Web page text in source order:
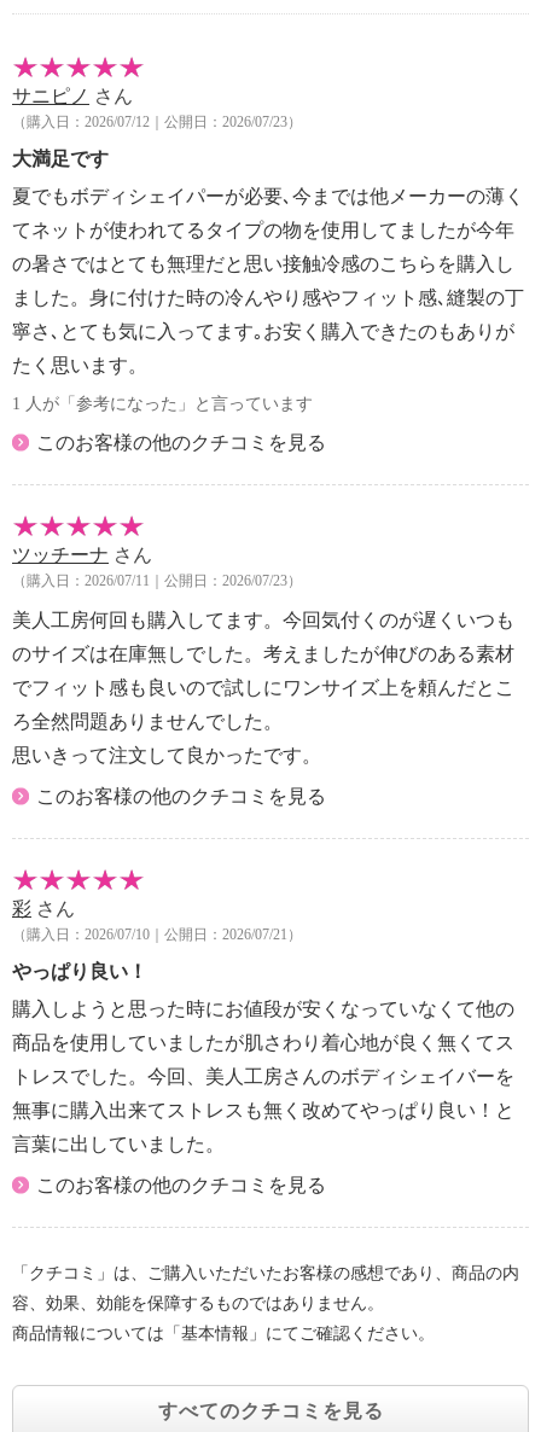
【ブラジャー相当サイズ】
・Ｓ−ＤＥ：Ｄ６５、Ｄ７０、Ｅ６５
・Ｓ−ＦＧ：Ｆ６５、Ｆ７０、Ｇ６５
・Ｍ：Ａ７５、Ｂ７０、Ｂ７５、Ｃ７０
・Ｍ−ＤＥ：Ｄ７０、Ｄ７５、Ｅ７０
・Ｍ−ＦＧ：Ｆ７０、Ｆ７５、Ｇ７０
・Ｌ：Ａ８０、Ｂ７５、Ｂ８０、Ｃ７５
・Ｌ−ＤＥ：Ｄ７５、Ｄ８０、Ｅ７５
・Ｌ−ＦＧ：Ｆ７５、Ｆ８０、Ｇ７５
・ＬＬ：Ａ８５、Ｂ８０、Ｂ８５、Ｃ８０
・ＬＬ−ＤＥ：Ｄ８０、Ｄ８５、Ｅ８０・ＬＬ−ＦＧ：
Ｆ８０、Ｆ８５、Ｇ８０
・３Ｌ：Ａ９０、Ｂ８５、Ｂ９０、Ｃ８５、Ｃ９０・
・３Ｌ−ＦＧ：Ｆ８５、Ｆ９０、Ｇ８５、Ｇ９０
【原産国（地）】
サニピノ さん
（購入日：2026/07/12｜公開日：2026/07/23）
大満足です
夏でもボディシェイパーが必要､今までは他メーカーの薄く
てネットが使われてるタイプの物を使用してましたが今年
の暑さではとても無理だと思い接触冷感のこちらを購入し
ました。身に付けた時の冷んやり感やフィット感､縫製の丁
寧さ､とても気に入ってます｡お安く購入できたのもありが
たく思います。
1 人が「参考になった」と言っています
このお客様の他のクチコミを見る
ツッチーナ さん
（購入日：2026/07/11｜公開日：2026/07/23）
美人工房何回も購入してます。今回気付くのが遅くいつも
のサイズは在庫無しでした。考えましたが伸びのある素材
でフィット感も良いので試しにワンサイズ上を頼んだとこ
ろ全然問題ありませんでした。
思いきって注文して良かったです。
このお客様の他のクチコミを見る
彩 さん
（購入日：2026/07/10｜公開日：2026/07/21）
やっぱり良い！
購入しようと思った時にお値段が安くなっていなくて他の
商品を使用していましたが肌さわり着心地が良く無くてス
トレスでした。今回、美人工房さんのボディシェイバーを
無事に購入出来てストレスも無く改めてやっぱり良い！と
言葉に出していました。
このお客様の他のクチコミを見る
「クチコミ」は、ご購入いただいたお客様の感想であり、商品の内
容、効果、効能を保障するものではありません。
商品情報については「基本情報」にてご確認ください。
すべてのクチコミを見る